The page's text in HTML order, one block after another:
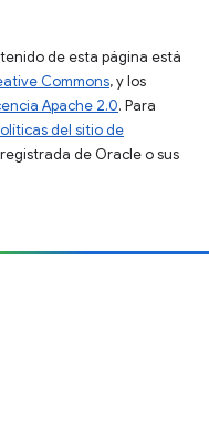
de esta página está
Commons, y los
Apache 2.0. Para
del sitio de
de Oracle o sus